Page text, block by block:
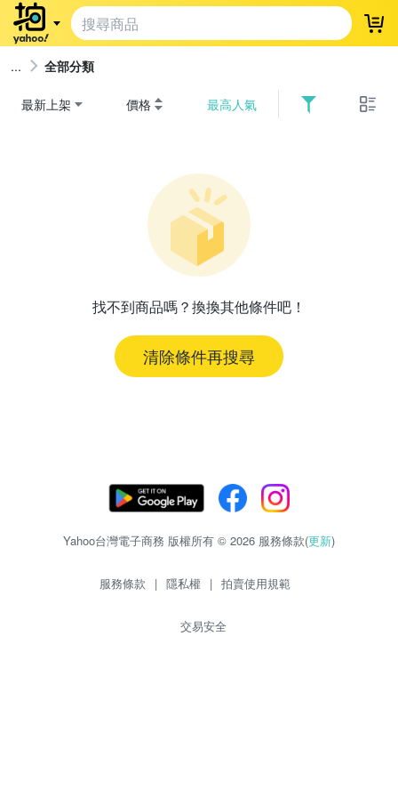
登
全部分類
最新上架 價格 最高人氣
找不到商品嗎？換換其他條件吧！
清除條件再搜尋
Yahoo台灣電子商務 版權所有 © 2026 服務條款(更新)
服務條款 | 隱私權 | 拍賣使用規範
交易安全